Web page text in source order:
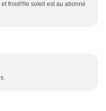
froid!!!le soleil est au abonné